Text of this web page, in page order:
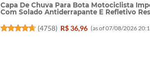
Capa De Chuva Para Bota Motociclista
Com Solado Antiderrapante E Refletivo
(4758) R$ 36,96 (as of 07/08/2026